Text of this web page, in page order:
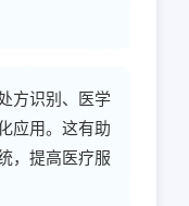
方识别、医学
应用。这有助
，提高医疗服